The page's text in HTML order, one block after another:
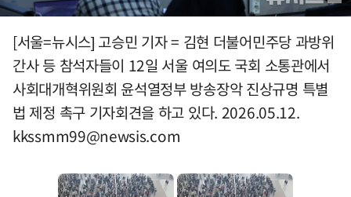
[서울=뉴시스] 고승민 기자 = 김현 더불어민주당 과방위
간사 등 참석자들이 12일 서울 여의도 국회 소통관에서
사회대개혁위원회 윤석열정부 방송장악 진상규명 특별
법 제정 촉구 기자회견을 하고 있다. 2026.05.12.
kkssmm99@newsis.com